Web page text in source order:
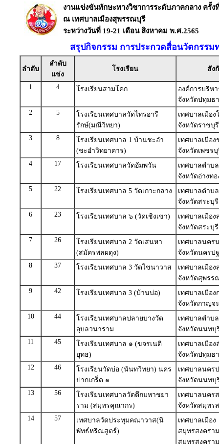
งานแข่งขันทักษะทางวิชาการระดับภาคกลาง ครั้
ณ เทศบาลเมืองสุพรรณบุรี
ระหว่างวันที่ 19-21 เดือน สิงหาคม พ.ศ.2565
สรุปกิจกรรม การประกวดสื่อนวัตกรร
ลำดับ
ลำดับ
แข่ง
โรงเรียน สัง
1 4 โรงเรียนสามโคก
องค์การบริห
จังหวัดปทุมธ
2
5
โรงเรียนเทศบาลวัดไทรอารี
รักษ์(มณีวิทยา)
เทศบาลเมือ
จังหวัดราชบุรี
3
8
โรงเรียนเทศบาล 1 บ้านชะอำ
(ชะอำวิทยาคาร)
เทศบาลเมือง
จังหวัดเพชร
4
17 โรงเรียนเทศบาลวัดอัมพวัน
เทศบาลตำบ
จังหวัดอ่างทอ
5
22 โรงเรียนเทศบาล 5 วัดเกาะกลาง
เทศบาลตำบ
จังหวัดสระบุรี
6
23 โรงเรียนเทศบาล ๖ (วัดเชิงเขา)
เทศบาลเมือง
จังหวัดสระบุรี
7
26
โรงเรียนเทศบาล 2 วัดเสนหา
(สมัครพลผดุง)
เทศบาลนคร
จังหวัดนครป
8
37 โรงเรียนเทศบาล 3 วัดไชนาวาส
เทศบาลเมือ
จังหวัดสุพรร
9
42 โรงเรียนเทศบาล 3 (บ้านบ่อ)
เทศบาลเมือ
จังหวัดกาญจ
10
44
โรงเรียนเทศบาลปลายบางวัด
อุบลวนาราม
เทศบาลตำบ
จังหวัดนนทบุ
11
45
โรงเรียนเทศบาล ๑ (ขจรเนติ
ยุทธ)
เทศบาลเมือ
จังหวัดปทุมธ
12
46
โรงเรียนวัดบ่อ (นันทวิทยา) นคร
ปากเกร็ด ๑
เทศบาลนคร
จังหวัดนนทบุ
13
56
โรงเรียนเทศบาลวัดตึกมหาชยา
ราม (สมุทรคุณากร)
เทศบาลนคร
จังหวัดสมุทร
14
57
เทศบาลวัดประทุมคณาวาส(นิ
พัทธ์หริณสูตร์)
เทศบาลเมือง
สมุทรสงครา
สมุทรสงคราม